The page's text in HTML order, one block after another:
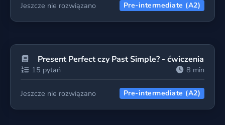
Jeszcze nie rozwiązano Pre-intermediate (A2)
Present Perfect czy Past Simple? - ćwiczenia
15 pytań 8 min
Jeszcze nie rozwiązano Pre-intermediate (A2)